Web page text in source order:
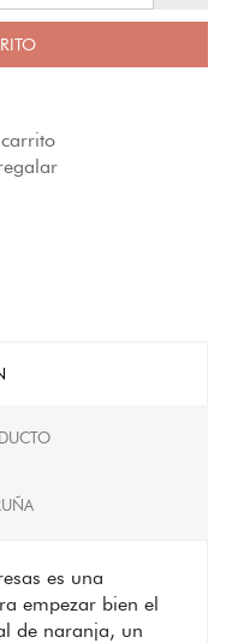
es una
empezar bien el
de naranja, un